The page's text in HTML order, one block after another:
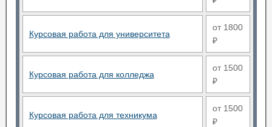
Курсовая работа для университета
от 1800
₽
Курсовая работа для колледжа
от 1500
₽
Курсовая работа для техникума
от 1500
₽